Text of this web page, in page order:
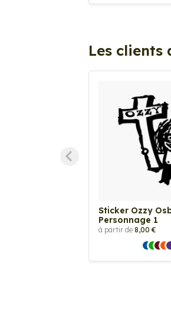
Les
Sticker Ozzy
Personnage 1
à partir de 8,00 €